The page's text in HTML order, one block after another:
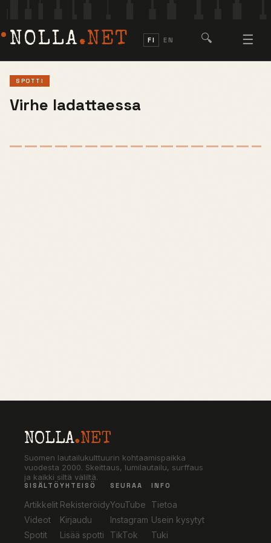
NOLLA.NET FI EN 🔍 ☰
SPOTTI
Virhe ladattaessa
NOLLA.NET
Suomen lautailukulttuurin kohtaamispaikka
vuodesta 2000. Skeittaus, lumilautailu, surffaus
ja kaikki siltä väliltä.
SISÄLTÖ
Artikkelit
Videot
Spotit
YHTEISÖ
Rekisteröidy
Kirjaudu
Lisää spotti
SEURAA
YouTube
Instagram
TikTok
INFO
Tietoa
Usein kysytyt
Tuki